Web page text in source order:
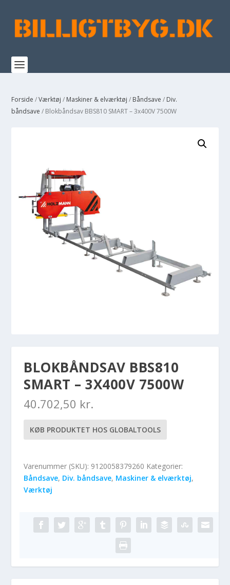
Forside /Værktøj / Maskiner & elværktøj / Båndsave / Div.
båndsave / Blokbåndsav BBS810 SMART – 3x400V 7500W
BLOKBÅNDSAV BBS810
SMART – 3X400V 7500W
40.702,50 kr.
KØB PRODUKTET HOS GLOBALTOOLS
Varenummer (SKU): 9120058379260 Kategorier:
Båndsave, Div. båndsave, Maskiner & elværktøj,
Værktøj